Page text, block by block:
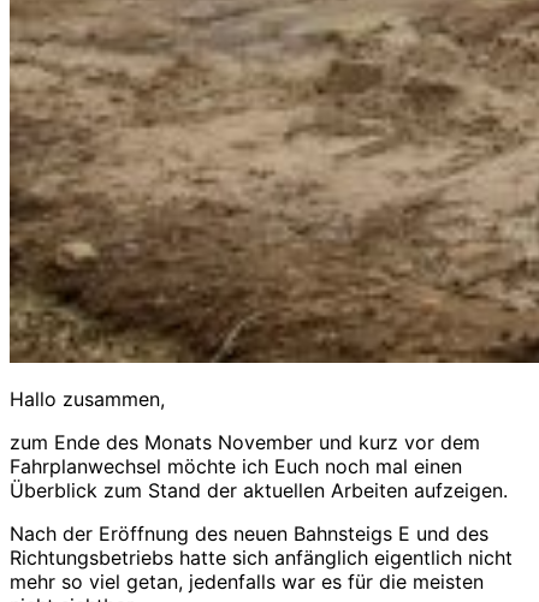
Hallo zusammen,
zum Ende des Monats November und kurz vor dem
Fahrplanwechsel möchte ich Euch noch mal einen
Überblick zum Stand der aktuellen Arbeiten aufzeigen.
Nach der Eröffnung des neuen Bahnsteigs E und des
Richtungsbetriebs hatte sich anfänglich eigentlich nicht
mehr so viel getan, jedenfalls war es für die meisten